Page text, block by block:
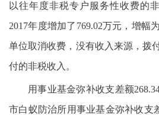
以往年度非税专户服务性收费的
2017年度增加了769.02万元，增幅
单位取消收费，没有收入来源，拨
付的非税收入。
用事业基金弥补收支差额
市白蚁防治所用事业基金弥补收支